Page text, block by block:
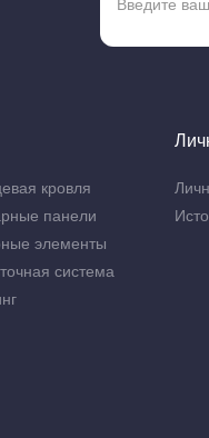
кровля
панели
элементы
система